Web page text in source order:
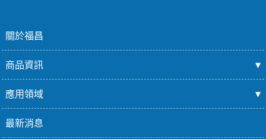
關於福昌
商品資訊
應用領域
最新消息